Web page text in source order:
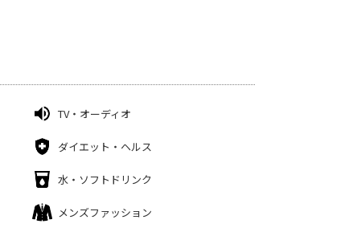
TV・オーディオ
ダイエット・ヘルス
水・ソフトドリンク
メンズファッション